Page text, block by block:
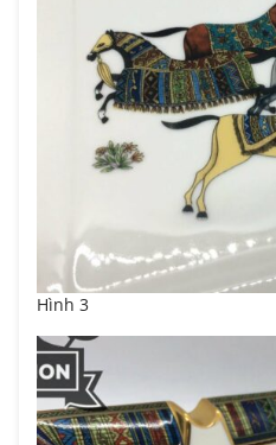
Hình 3